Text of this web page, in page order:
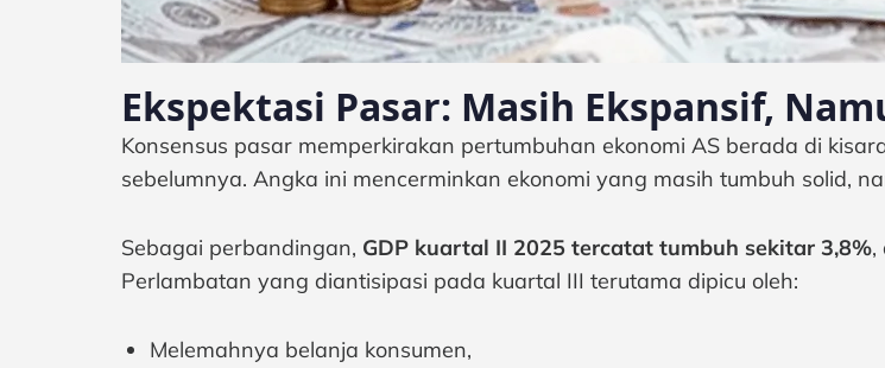
Ekspektasi Pasar: Masih Ekspansif,
Konsensus pasar memperkirakan pertumbuhan ekonomi AS berada di
sebelumnya. Angka ini mencerminkan ekonomi yang masih tumbuh solid,
Sebagai perbandingan, GDP kuartal II 2025 tercatat tumbuh sekitar 3,8%,
Perlambatan yang diantisipasi pada kuartal III terutama dipicu oleh:
Melemahnya belanja konsumen,